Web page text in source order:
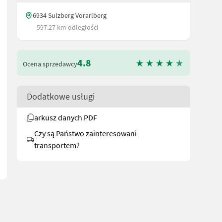
Fahrwerk - 2x Scheinwerfer - Grundgreifer mit
6934 Sulzberg Vorarlberg
597.27 km odległości
Ocena sprzedawcy4.8
Dodatkowe usługi
arkusz danych PDF
Czy są Państwo zainteresowani
transportem?